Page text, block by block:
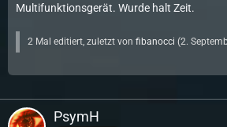
Multifunktionsgerät. Wurde halt Zeit.
2 Mal editiert, zuletzt von fibanocci (2.
PsymH